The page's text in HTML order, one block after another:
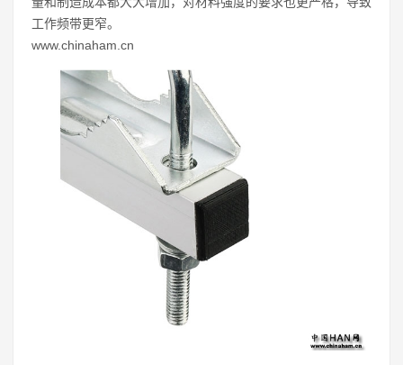
工作频带更窄。
www.chinaham.cn